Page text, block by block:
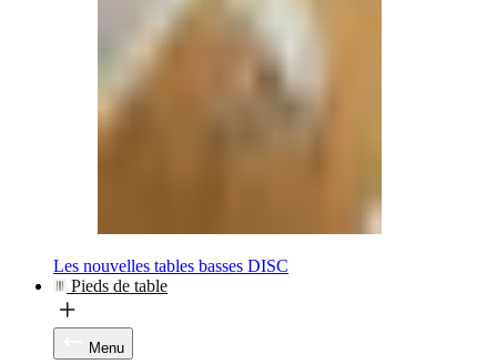
Les nouvelles tables basses DISC
Pieds de table
Menu